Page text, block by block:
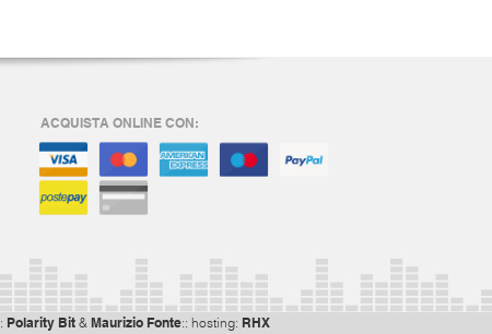
ACQUISTA ONLINE CON:
Polarity Bit & Maurizio Fonte:: hosting: RHX